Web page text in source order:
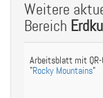
Weitere
Bereich
Arbeitsblatt mit QR-
"Rocky Mountains"